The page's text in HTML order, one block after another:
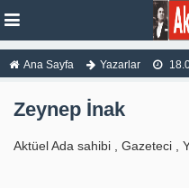
Ana Sayfa Yazarlar
Zeynep İnak
Aktüel Ada sahibi , Gazeteci ,